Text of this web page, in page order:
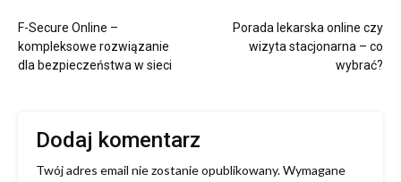
Nawigacja
wpisu
F-Secure Online –
kompleksowe rozwiązanie
dla bezpieczeństwa w sieci
Porada lekarska online czy
wizyta stacjonarna – co
wybrać?
Dodaj komentarz
Twój adres email nie zostanie opublikowany.Wymagane